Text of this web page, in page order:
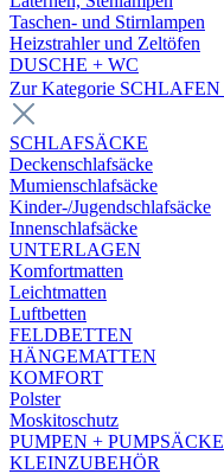
Taschen- und Stirnlampen
Heizstrahler und Zeltöfen
DUSCHE + WC
Zur Kategorie SCHLAFEN
SCHLAFSÄCKE
Deckenschlafsäcke
Mumienschlafsäcke
Kinder-/Jugendschlafsäcke
Innenschlafsäcke
UNTERLAGEN
Komfortmatten
Leichtmatten
Luftbetten
FELDBETTEN
HÄNGEMATTEN
KOMFORT
Polster
Moskitoschutz
PUMPEN + PUMPSÄCKE
KLEINZUBEHÖR